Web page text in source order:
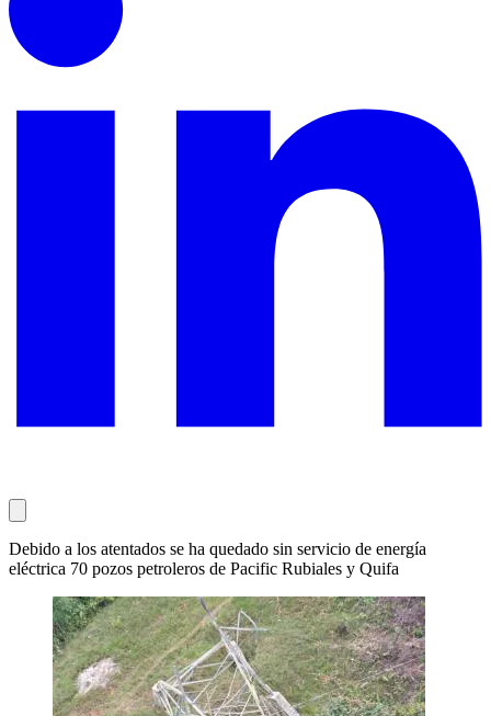
Debido a los atentados se ha quedado sin servicio de energía
eléctrica 70 pozos petroleros de Pacific Rubiales y Quifa